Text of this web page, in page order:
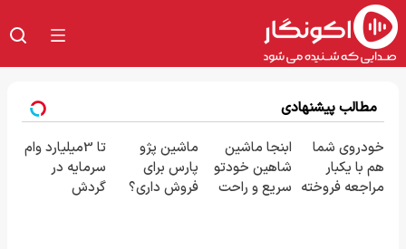
مطالب پیشنهادی
خودروی شما
هم با یکبار
مراجعه فروخته
ابنجا ماشین
شاهین خودتو
سریع و راحت
ماشین پژو
پارس برای
فروش داری؟
تا 3میلیارد وام
سرمایه در
گردش